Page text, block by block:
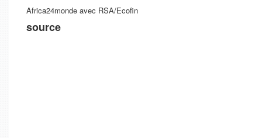
Africa24monde avec RSA/Ecofin
source